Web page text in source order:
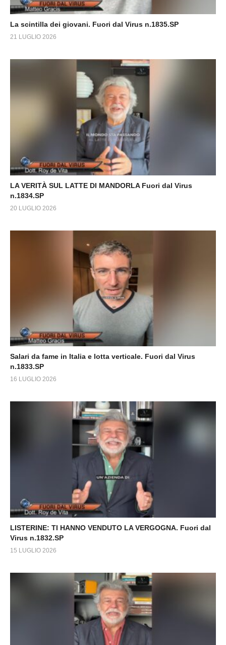
La scintilla dei giovani. Fuori dal Virus n.1835.SP
21 LUGLIO 2026
LA VERITÀ SUL LATTE DI MANDORLA Fuori dal Virus
n.1834.SP
20 LUGLIO 2026
Salari da fame in Italia e lotta verticale. Fuori dal Virus
n.1833.SP
16 LUGLIO 2026
LISTERINE: TI HANNO VENDUTO LA VERGOGNA. Fuori dal
Virus n.1832.SP
15 LUGLIO 2026